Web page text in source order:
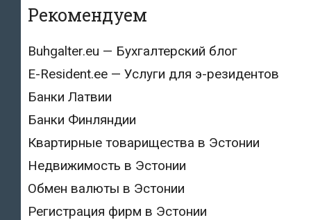
Рекомендуем
Buhgalter.eu — Бухгалтерский блог
E-Resident.ee — Услуги для э-резидентов
Банки Латвии
Банки Финляндии
Квартирные товарищества в Эстонии
Недвижимость в Эстонии
Обмен валюты в Эстонии
Регистрация фирм в Эстонии